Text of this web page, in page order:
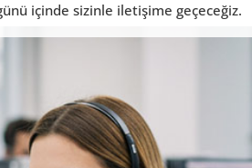
içinde sizinle iletişime geçeceğiz.